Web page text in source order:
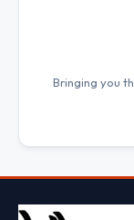
Bringing you